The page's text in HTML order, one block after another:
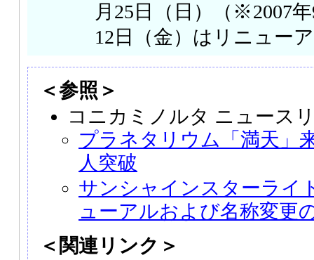
月25日（日）（※2007
12日（金）はリニュー
＜参照＞
コニカミノルタ ニュース
プラネタリウム「満天」
人突破
サンシャインスターライ
ューアルおよび名称変更
＜関連リンク＞